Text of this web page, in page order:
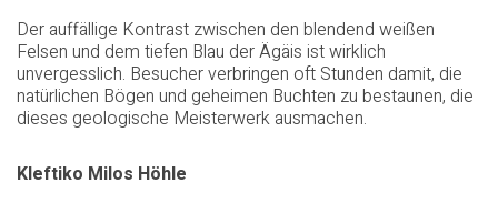
Der auffällige Kontrast zwischen den blendend weißen
Felsen und dem tiefen Blau der Ägäis ist wirklich
unvergesslich. Besucher verbringen oft Stunden damit, die
natürlichen Bögen und geheimen Buchten zu bestaunen, die
dieses geologische Meisterwerk ausmachen.
Kleftiko Milos Höhle